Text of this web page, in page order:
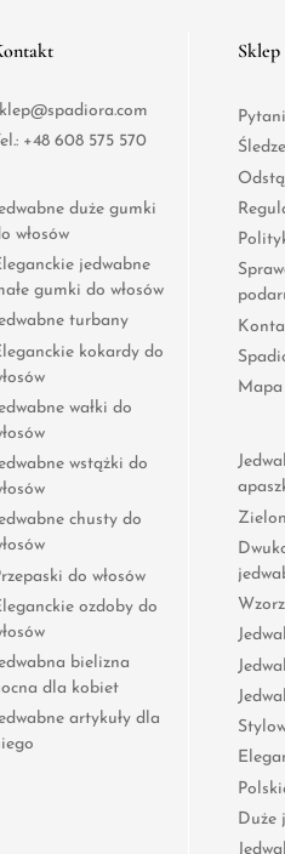
+48 608 575 570
duże gumki
włosów
jedwabne
gumki do włosów
turbany
kokardy do
wałki do
wstążki do
chusty do
do włosów
ozdoby do
bielizna
dla kobiet
artykuły dla
Sklep
Duże